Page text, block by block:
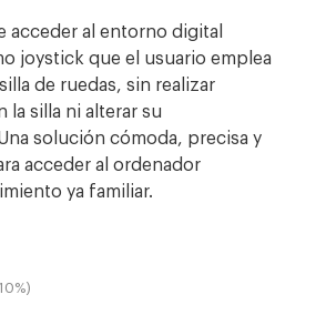
acceder al entorno digital
joystick que el usuario emplea
de ruedas, sin realizar
la silla ni alterar su
solución cómoda, precisa y
acceder al ordenador
ya familiar.